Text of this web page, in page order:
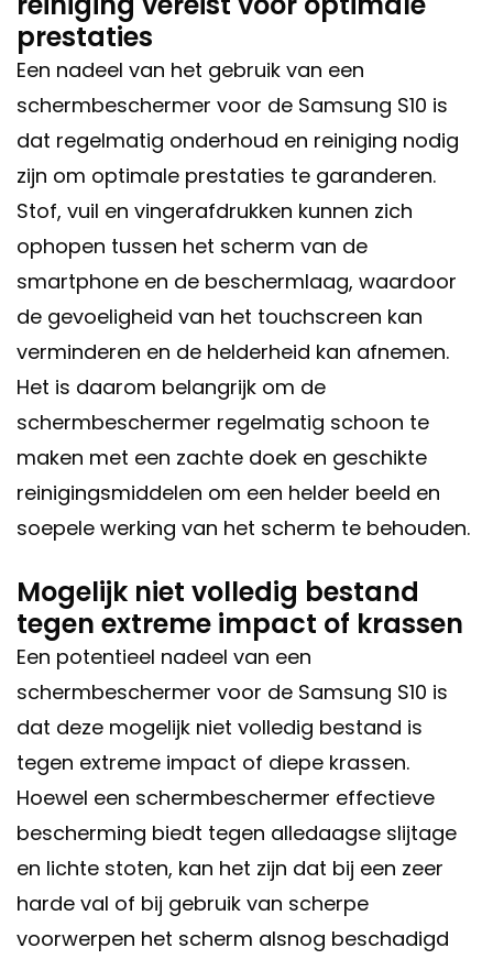
prestaties
Een nadeel van het gebruik van een
schermbeschermer voor de Samsung S10 is
dat regelmatig onderhoud en reiniging nodig
zijn om optimale prestaties te garanderen.
Stof, vuil en vingerafdrukken kunnen zich
ophopen tussen het scherm van de
smartphone en de beschermlaag, waardoor
de gevoeligheid van het touchscreen kan
verminderen en de helderheid kan afnemen.
Het is daarom belangrijk om de
schermbeschermer regelmatig schoon te
maken met een zachte doek en geschikte
reinigingsmiddelen om een helder beeld en
soepele werking van het scherm te behouden.
Mogelijk niet volledig bestand
tegen extreme impact of krassen
Een potentieel nadeel van een
schermbeschermer voor de Samsung S10 is
dat deze mogelijk niet volledig bestand is
tegen extreme impact of diepe krassen.
Hoewel een schermbeschermer effectieve
bescherming biedt tegen alledaagse slijtage
en lichte stoten, kan het zijn dat bij een zeer
harde val of bij gebruik van scherpe
voorwerpen het scherm alsnog beschadigd